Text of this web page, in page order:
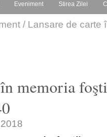
Eveniment Stirea Zilei
/ Lansare de carte
memoria